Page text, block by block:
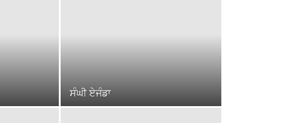
ਸੰਘੀ ਏਜੰਡਾ